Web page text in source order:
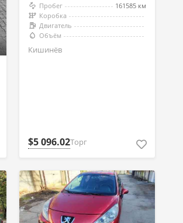
Пробег
161585 км
Коробка
Двигатель
Объём
Кишинёв
$5 096.02Торг